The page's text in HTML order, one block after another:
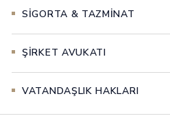
SİGORTA & TAZMİNAT
ŞİRKET AVUKATI
VATANDAŞLIK HAKLARI